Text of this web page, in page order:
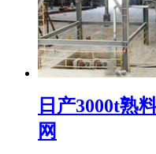
日产3000t熟
网